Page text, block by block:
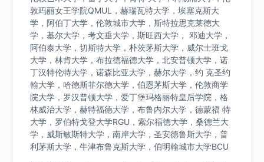
敦玛丽女王学院QMUL，赫瑞瓦特大学，埃塞克斯大
学，阿伯丁大学，伦敦城市大学，斯特拉思克莱德大
学，基尔大学，考文垂大学，斯旺西大学， 邓迪大学，
阿伯泰大学，切斯特大学，朴茨茅斯大学，威尔士班戈
大学，林肯大学，布拉德福德大学，北安普顿大学，诺
丁汉特伦特大学，诺森比亚大学，赫尔大学，约 克圣约
翰大学，哈德斯菲尔德大学，伯恩茅斯大学，伦敦商学
院大学，罗汉普顿大学，爱丁堡玛格丽特皇后学院，格
林威治大学，赫特福德大学，布鲁内尔大学，德蒙福 特
大学，罗伯特戈登大学RGU，索尔福德大学，桑德兰大
学，威斯敏斯特大学，南岸大学，圣安德鲁斯大学，普
利茅斯大学，牛津布鲁克斯大学，伯明翰城市大学BCU